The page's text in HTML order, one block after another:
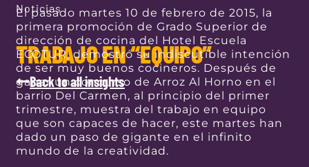
Noticias
TRABAJO EN “EQUIPO”
Back to all insights
El pasado martes 10 de febrero de 2015, la
primera promoción de Grado Superior de
dirección de cocina del Hotel Escuela
ECOTUR, demostró su indiscutible intención
de ser muy buenos cocineros. Después de
ganar un concurso de Arroz Al Horno en el
barrio Del Carmen, al principio del primer
trimestre, muestra del trabajo en equipo
que son capaces de hacer, este martes han
dado un paso de gigante en el infinito
mundo de la creatividad.